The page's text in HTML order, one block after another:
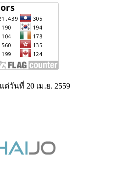
ต่วันที่ 20 เม.ย. 2559